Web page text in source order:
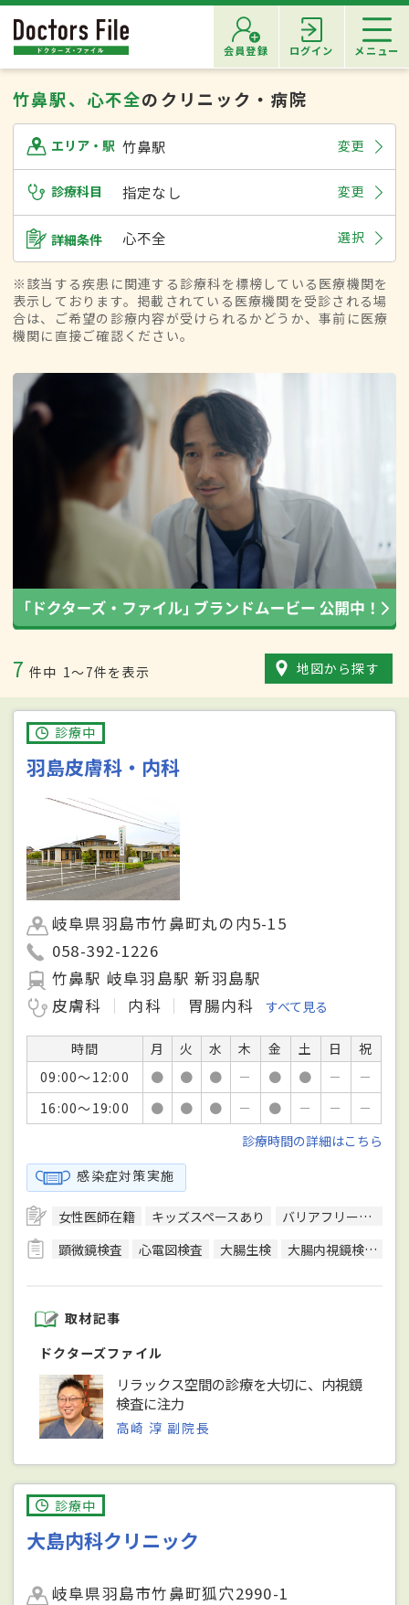
会員登録 ログイン メニュー
竹鼻駅、心不全のクリニック・病院
エリア・駅 竹鼻駅 変更
診療科目 指定なし 変更
詳細条件 心不全 選択
※該当する疾患に関連する診療科を標榜している医療機関を
表示しております。掲載されている医療機関を受診される場
合は、ご希望の診療内容が受けられるかどうか、事前に医療
機関に直接ご確認ください。
7 件中 1〜7件を表示 地図から探す
診療中
羽島皮膚科・内科
岐阜県羽島市竹鼻町丸の内5-15
058-392-1226
竹鼻駅 岐阜羽島駅 新羽島駅
皮膚科
内科 胃腸内科 すべて見る
時間 月 火 水 木 金 土 日
祝
09:00～12:00
● ● ● － ● ● －
－
16:00～19:00
● ● ● － ● － －
－
診療時間の詳細はこちら
感染症対策実施
女性医師在籍 キッズスペースあり バリアフリー対応
顕微鏡検査
心電図検査 大腸生検 大腸内視鏡検査
取材記事
ドクターズファイル
リラックス空間の診療を大切に、内視鏡
検査に注力
高崎 淳 副院長
診療中
大島内科クリニック
岐阜県羽島市竹鼻町狐穴2990-1